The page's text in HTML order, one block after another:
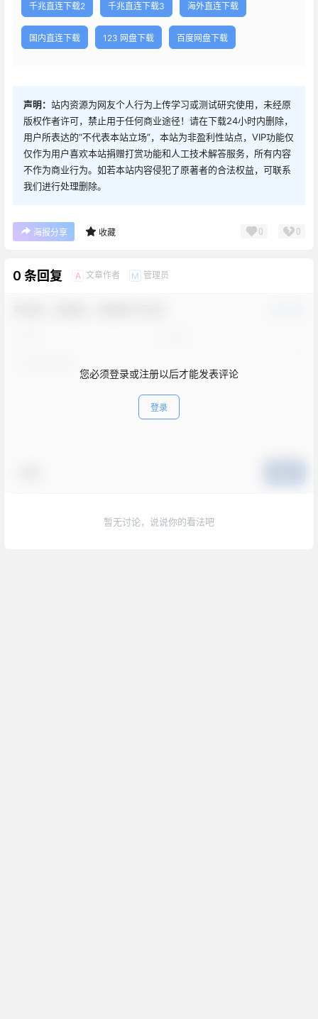
千兆直连下载2 千兆直连下载3 海外直连下载
国内直连下载 123 网盘下载 百度网盘下载
声明： 站内资源为网友个人行为上传学习或测试研究使用，未经原
版权作者许可，禁止用于任何商业途径！请在下载24小时内删除，
用户所表达的“不代表本站立场”，本站为非盈利性站点，VIP功能仅
仅作为用户喜欢本站捐赠打赏功能和人工技术解答服务，所有内容
不作为商业行为。如若本站内容侵犯了原著者的合法权益，可联系
我们进行处理删除。
海报分享 收藏 0 0
0 条回复 A 文章作者 M 管理员
您必须登录或注册以后才能发表评论
登录
暂无讨论，说说你的看法吧